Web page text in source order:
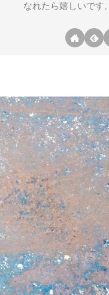
なれたら嬉しいです。